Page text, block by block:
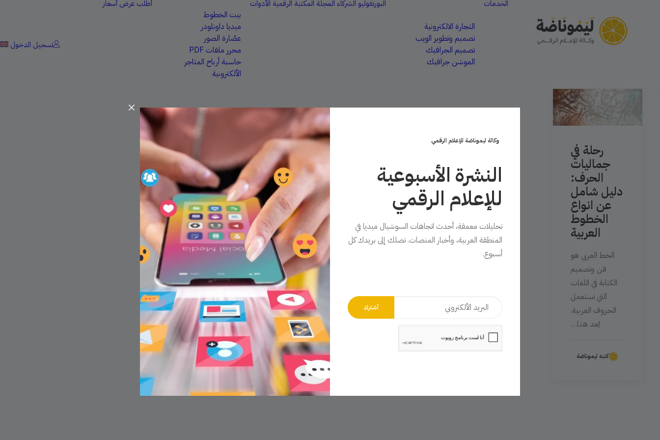
الخدمات
التجارة الالكترونية
تصميم وتطوير الويب
تصميم الجرافيك
الموشن جرافيك
البورتفوليو الشركاء المجلة المكتبة الرقمية الأدوات
بيت الخطوط
ميديا داونلودر
عصّارة الصور
محرر ملفات PDF
حاسبة أرباح المتاجر
الألكترونية
أطلب عرض أسعار
تسجيل الدخول
رحلة في
جماليات
الحرف:
دليل شامل
عن انواع
الخطوط
العربية
الخط العربي هو
فن وتصميم
الكتابة في اللغات
التي تستعمل
الحروف العربية.
يُعد هذا…
كتبه ليموناضة
وكالة ليموناضة للإعلام الرقمي
النشرة الأسبوعية
للإعلام الرقمي
تحليلات معمقة، أحدث اتجاهات السوشيال ميديا في
المنطقة العربية، وأخبار المنصات. تصلك إلى بريدك كل
أسبوع.